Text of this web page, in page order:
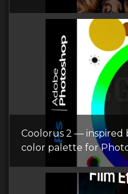
Coolorus 2 — inspired
color palette for